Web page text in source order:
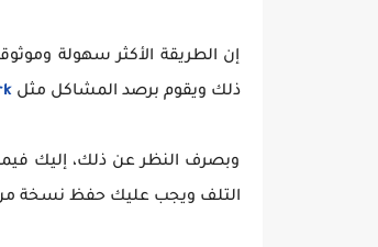
إن الطريقة الأكثر سهولة
ذلك ويقوم برصد المشاكل مثل
وبصرف النظر عن ذلك، إليك
التلف ويجب عليك حفظ نسخة